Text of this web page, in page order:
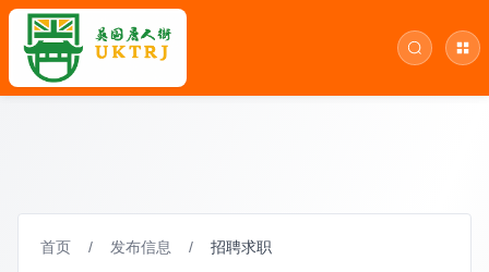
首页 / 发布信息 / 招聘求职